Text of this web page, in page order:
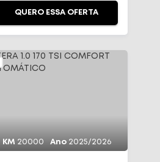
QUERO ESSA OFERTA
KM 20000 Ano 2025/2026